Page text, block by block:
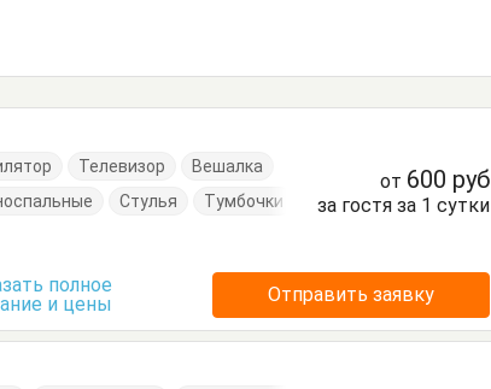
Телевизор
Вешалка
Стулья
Тумбочки
от 600 руб
за гостя за 1 сутки
полное
и цены
Отправить заявку